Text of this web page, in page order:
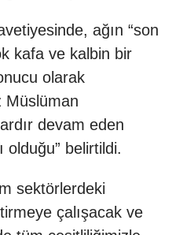
ağın “son
kafa ve kalbin bir
olarak
Müslüman
devam eden
olduğu” belirtildi.
sektörlerdeki
çalışacak ve